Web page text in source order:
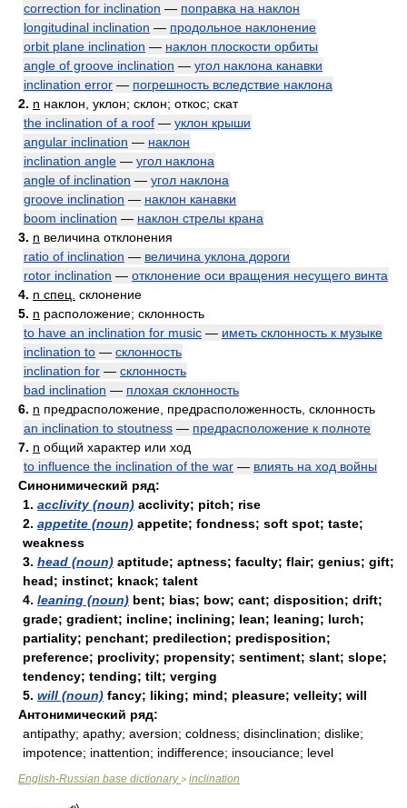
correction for inclination — поправка на наклон
longitudinal inclination — продольное наклонение
orbit plane inclination — наклон плоскости орбиты
angle of groove inclination — угол наклона канавки
inclination error — погрешность вследствие наклона
2. n наклон, уклон; склон; откос; скат
the inclination of a roof — уклон крыши
angular inclination — наклон
inclination angle — угол наклона
angle of inclination — угол наклона
groove inclination — наклон канавки
boom inclination — наклон стрелы крана
3. n величина отклонения
ratio of inclination — величина уклона дороги
rotor inclination — отклонение оси вращения несущего винта
4. n спец. склонение
5. n расположение; склонность
to have an inclination for music — иметь склонность к музыке
inclination to — склонность
inclination for — склонность
bad inclination — плохая склонность
6. n предрасположение, предрасположенность, склонность
an inclination to stoutness — предрасположение к полноте
7. n общий характер или ход
to influence the inclination of the war — влиять на ход войны
Синонимический ряд:
1. acclivity (noun) acclivity; pitch; rise
2. appetite (noun) appetite; fondness; soft spot; taste;
weakness
3. head (noun) aptitude; aptness; faculty; flair; genius; gift;
head; instinct; knack; talent
4. leaning (noun) bent; bias; bow; cant; disposition; drift;
grade; gradient; incline; inclining; lean; leaning; lurch;
partiality; penchant; predilection; predisposition;
preference; proclivity; propensity; sentiment; slant; slope;
tendency; tending; tilt; verging
5. will (noun) fancy; liking; mind; pleasure; velleity; will
Антонимический ряд:
antipathy; apathy; aversion; coldness; disinclination; dislike;
impotence; inattention; indifference; insouciance; level
English-Russian base dictionary> inclination